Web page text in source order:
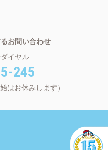
お問い合わせ
イヤル
245
はお休みします）